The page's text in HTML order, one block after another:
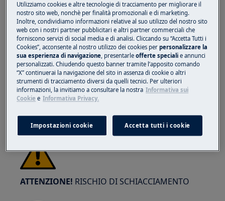
ATTENZIONE!RISCHIO DI LESIONI OCULARI
Indossare occhiali di protezione se si eseguono
coinvolgono molle.
ATTENZIONE! RISCHIO DI SCHIACCIAMENTO
Utilizziamo cookies e altre tecnologie di tracciamento per migliorare il
nostro sito web, nonchè per finalità promozionali e di marketing.
Inoltre, condividiamo informazioni relative al suo utilizzo del nostro sito
web con i nostri partner pubblicitari e altri partner commerciali che
forniscono servizi di social media e di analisi. Cliccando su “Accetta Tutti i
Cookies”, acconsente al nostro utilizzo dei cookies perpersonalizzare la
sua esperienza di navigazione, presentarleofferte speciali e annunci
personalizzati. Chiudendo questo banner tramite l’apposito comando
“X” continuerai la navigazione del sito in assenza di cookie o altri
strumenti di tracciamento diversi da quelli tecnici. Per ulteriori
informazioni, la invitiamo a consultare la nostra Informativa sui
Cookie e Informativa Privacy.
Impostazioni cookie Accetta tutti i cookie